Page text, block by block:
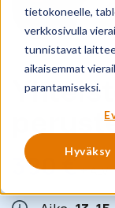
tietokoneelle,
verkkosivulla
tunnistavat
aikaisemmat
parantamiseksi.
Hyväksy
390€ + ALV